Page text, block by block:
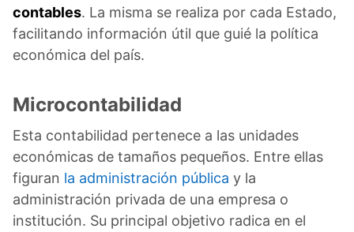
contables. La misma se realiza por cada Estado,
facilitando información útil que guié la política
económica del país.
Microcontabilidad
Esta contabilidad pertenece a las unidades
económicas de tamaños pequeños. Entre ellas
figuran la administración pública y la
administración privada de una empresa o
institución. Su principal objetivo radica en el